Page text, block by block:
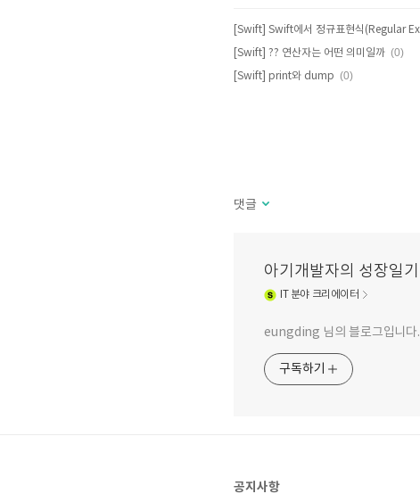
[Swift] ?? 연산자는 어떤 의미일까 (0)
[Swift] print와 dump (0)
댓글
아기개발자의 성장일기
IT분야 크리에이터
eungding 님의 블로그입니다.
구독하기
공지사항